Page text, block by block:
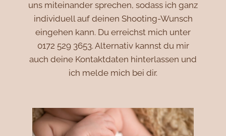
uns miteinander sprechen, sodass ich ganz
individuell auf deinen Shooting-Wunsch
eingehen kann. Du erreichst mich unter
0172 529 3653. Alternativ kannst du mir
auch deine Kontaktdaten hinterlassen und
ich melde mich bei dir.